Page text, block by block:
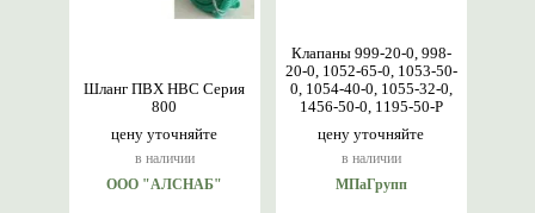
цену уточняйте
в наличии
Шланг ПВХ НВС Серия
800
ООО "АЛСНАБ"
цену уточняйте
в наличии
Клапаны 999-20-0, 998-
20-0, 1052-65-0, 1053-50-
0, 1054-40-0, 1055-32-0,
1456-50-0, 1195-50-Р
МПаГрупп